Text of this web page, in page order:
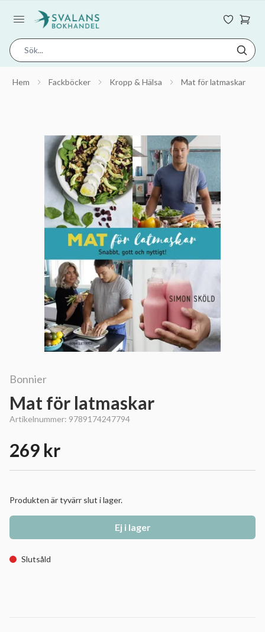
Hem Fackböcker Kropp & Hälsa Mat för latmaskar
Bonnier
Mat för latmaskar
Artikelnummer: 9789174247794
269 kr
Produkten är tyvärr slut i lager.
Ej i lager
Slutsåld